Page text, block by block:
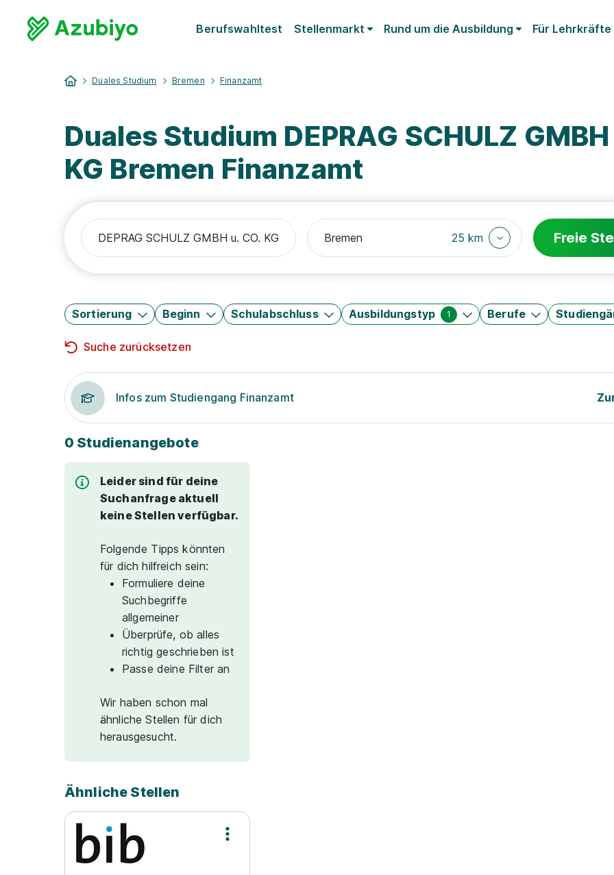
Berufswahltest Stellenmarkt Rund um die Ausbildung Für Lehrkräfte
Duales Studium Bremen Finanzamt
Duales Studium DEPRAG SCHULZ GMBH
KG Bremen Finanzamt
25 km Freie
Sortierung Beginn Schulabschluss Ausbildungstyp 1 Berufe
Suche zurücksetzen
Infos zum Studiengang Finanzamt
0 Studienangebote
Leider sind für deine
Suchanfrage aktuell
keine Stellen verfügbar.
Folgende Tipps könnten
für dich hilfreich sein:
Formuliere deine
Suchbegriffe
allgemeiner
Überprüfe, ob alles
richtig geschrieben ist
Passe deine Filter an
Wir haben schon mal
ähnliche Stellen für dich
herausgesucht.
Ähnliche Stellen